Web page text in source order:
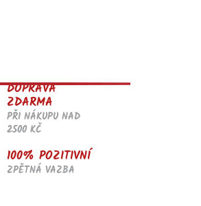
DOPRAVA
ZDARMA
PŘI NÁKUPU NAD
2500 KČ
100% POZITIVNÍ
ZPĚTNÁ VAZBA